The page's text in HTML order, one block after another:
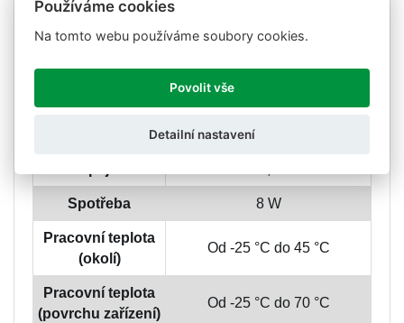
VOLITELNÉ ROZHRANÍ
Analogový vstup 0 – 20 mA
MECHANICKÉ PARAMETRY
Spotřeba 8 W
Pracovní teplota
(okolí)
Od -25 °C do 45 °C
Pracovní teplota
(povrchu zařízení)
Od -25 °C do 70 °C
Používáme cookies
Na tomto webu používáme soubory cookies.
Povolit vše
Detailní nastavení